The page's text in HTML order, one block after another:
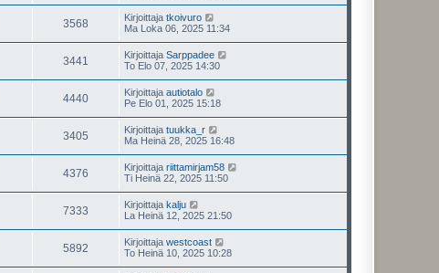
3568 Kirjoittaja tkoivuro
Ma Loka 06, 2025 11:34
3441 Kirjoittaja Sarppadee
To Elo 07, 2025 14:30
4440 Kirjoittaja autiotalo
Pe Elo 01, 2025 15:18
3405 Kirjoittaja tuukka_r
Ma Heinä 28, 2025 16:48
4376 Kirjoittaja riittamirjam58
Ti Heinä 22, 2025 11:50
7333 Kirjoittaja kalju
La Heinä 12, 2025 21:50
5892 Kirjoittaja westcoast
To Heinä 10, 2025 10:28